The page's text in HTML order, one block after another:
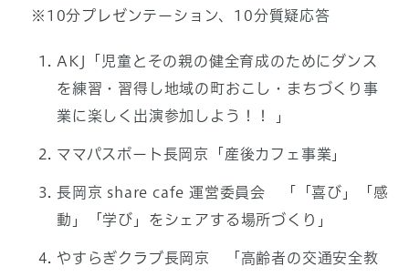
※10分プレゼンテーション、10分質疑応答
AKJ「児童とその親の健全育成のためにダンス
を練習・習得し地域の町おこし・まちづくり事
業に楽しく出演参加しよう！！ 」
ママパスポート長岡京「産後カフェ事業」
長岡京 share cafe 運営委員会 「「喜び」「感
動」「学び」をシェアする場所づくり」
やすらぎクラブ長岡京 「高齢者の交通安全教